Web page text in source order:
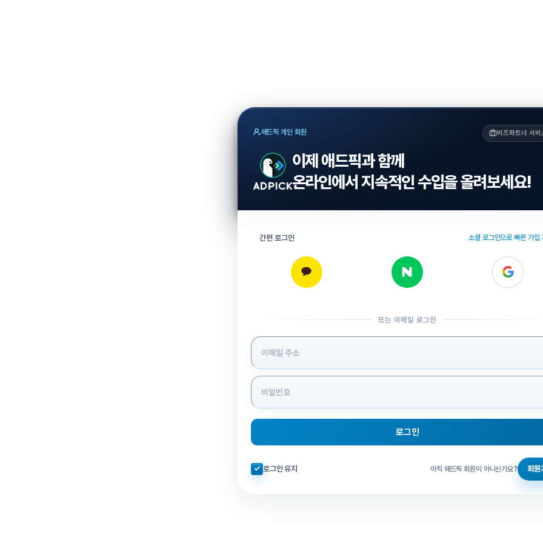
애드픽 개인 회원 비즈파트너 서비
이제 애드픽과 함께
온라인에서 지속적인 수입을 올려보세요!
간편 로그인 소셜 로그인으로 빠른 가입
또는 이메일 로그인
로그인 정보 입력
로그인
자동로그인 체크
로그인 유지 아직 애드픽 회원이 아니신가요? 회원